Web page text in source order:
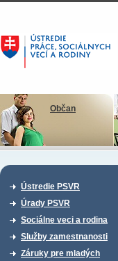
Občan
Ústredie PSVR
Úrady PSVR
Sociálne veci a rodina
Služby zamestnanosti
Záruky pre mladých